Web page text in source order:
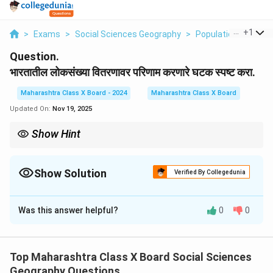
> Exams > Social Sciences Geography > Population >
+1
Question.
भारतातील लोकसंख्या वितरणावर परिणाम करणारे घटक स्पष्ट करा.
Maharashtra Class X Board - 2024
Maharashtra Class X Board
Updated On: Nov 19, 2025
Show Hint
Show Solution Verified By Collegedunia
Solution and Explanation
भारतातील लोकसंख्या वितरणावर अनेक घटक परिणाम करतात:
लोकसंख्येवर मोठा प्रभाव पडतो. उंच भागांमध्ये लोकसंख्या कमी असते,
Was this answer helpful? 0 0
Top Maharashtra Class X Board Social Sciences